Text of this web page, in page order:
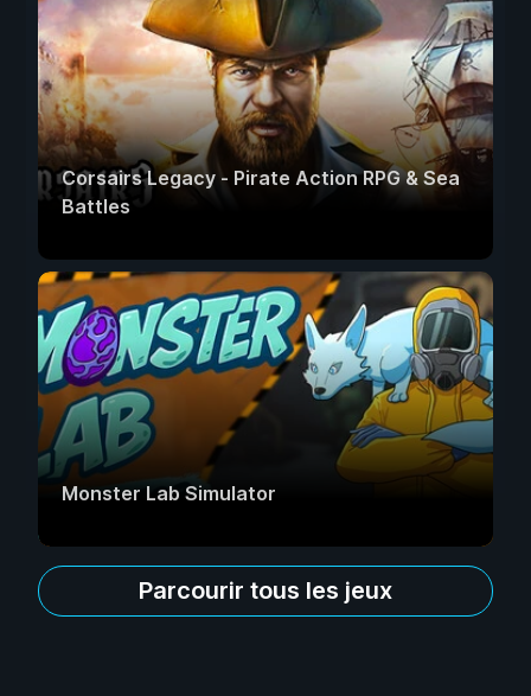
Corsairs Legacy - Pirate Action RPG & Sea
Battles
Monster Lab Simulator
Parcourir tous les jeux